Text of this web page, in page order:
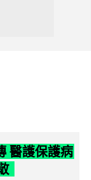
醫護保護病